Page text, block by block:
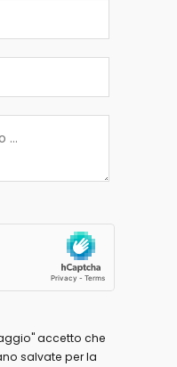
accetto che
salvate per la